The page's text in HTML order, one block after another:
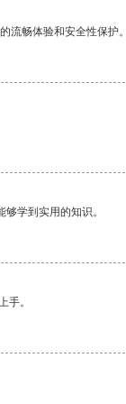
流畅体验和安全性保护
学到实用的知识。
手。